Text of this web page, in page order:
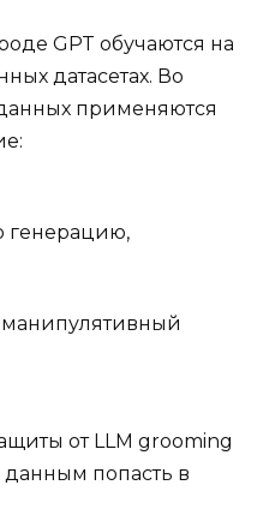
GPT обучаются на
датасетах. Во
применяются
генерацию,
от LLM grooming
попасть в